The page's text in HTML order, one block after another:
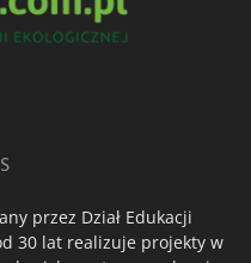
przez Dział Edukacji
30 lat realizuje projekty w